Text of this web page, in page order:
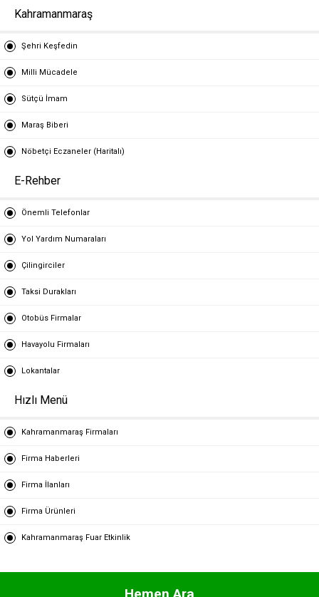
Kahramanmaraş
Şehri Keşfedin
Milli Mücadele
Sütçü İmam
Maraş Biberi
Nöbetçi Eczaneler (Haritalı)
E-Rehber
Önemli Telefonlar
Yol Yardım Numaraları
Çilingirciler
Taksi Durakları
Otobüs Firmalar
Havayolu Firmaları
Lokantalar
Hızlı Menü
Kahramanmaraş Firmaları
Firma Haberleri
Firma İlanları
Firma Ürünleri
Kahramanmaraş Fuar Etkinlik
Hemen Ara